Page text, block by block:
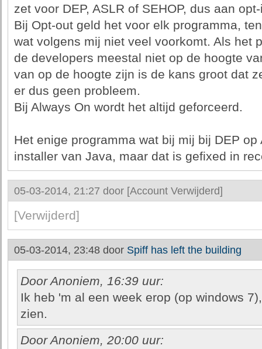
zet voor DEP, ASLR of SEHOP, dus aan
Bij Opt-out geld het voor elk programma,
wat volgens mij niet veel voorkomt. Als het
de developers meestal niet op de hoogte
van op de hoogte zijn is de kans groot dat
er dus geen probleem.
Bij Always On wordt het altijd geforceerd.
Het enige programma wat bij mij bij DEP
installer van Java, maar dat is gefixed in
05-03-2014, 21:27 door [Account Verwijderd]
[Verwijderd]
05-03-2014, 23:48 door Spiff has left the building
Door Anoniem, 16:39 uur:
Ik heb 'm al een week erop (op windows
zien.
Door Anoniem, 20:00 uur: